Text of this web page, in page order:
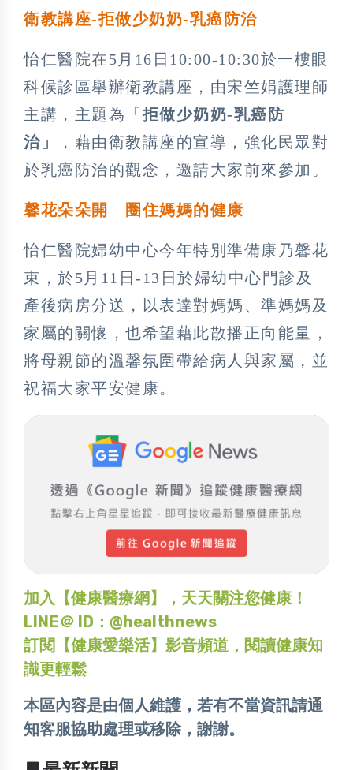
衛教講座-拒做少奶奶-乳癌防治
怡仁醫院在5月16日10:00-10:30於一樓眼
科候診區舉辦衛教講座，由宋竺娟護理師
主講，主題為「 拒做少奶奶-乳癌防
治」
，藉由衛教講座的宣導，強化民眾對
於乳癌防治的觀念，邀請大家前來參加。
馨花朵朵開 圈住媽媽的健康
怡仁醫院婦幼中心今年特別準備康乃馨花
束，於5月11日-13日於婦幼中心門診及
產後病房分送，以表達對媽媽、準媽媽及
家屬的關懷，也希望藉此散播正向能量，
將母親節的溫馨氛圍帶給病人與家屬，並
祝福大家平安健康。
加入【健康醫療網】，天天關注您健康！
LINE＠ ID：@healthnews
訂閱【健康愛樂活】影音頻道，閱讀健康知
識更輕鬆
本區內容是由個人維護，若有不當資訊請通
知客服協助處理或移除，謝謝。